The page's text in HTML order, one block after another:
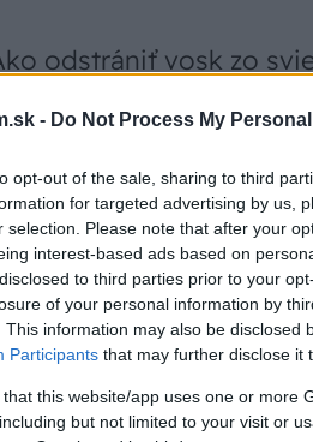
- Do Not Process My
opt-out of the sale, sharing to third
for targeted advertising by us,
selection. Please note that after your
interest-based ads based on
to third parties prior to your
of your personal information by
This information may also be disclosed
Participants that may further disclose it
that this website/app uses one or more
but not limited to your visit or
odstrániť vosk zo
fungujú
zimnému obdobiu a Vianociam
Navodia náladu a zútulnia
však stečie vosk rovno na
sa rýchlo stratí. Dobrá
je to riešiteľné a váš
v koši.
Zavarská -5. decembra 2025
vás svojou
ako vám ocot
je v kuchyni všestranným